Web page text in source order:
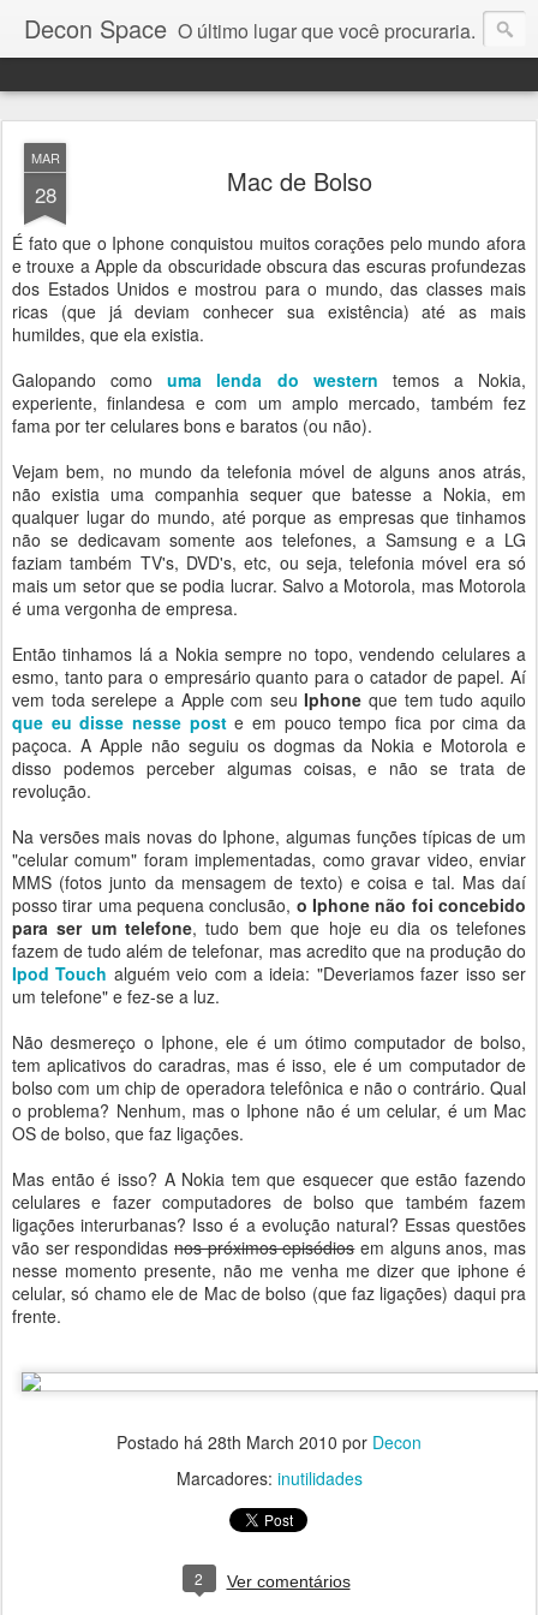
Decon Space O último lugar que você procuraria.
MAR
28 Mac de Bolso
É fato que o Iphone conquistou muitos corações pelo mundo afora
e trouxe a Apple da obscuridade obscura das escuras profundezas
dos Estados Unidos e mostrou para o mundo, das classes mais
ricas (que já deviam conhecer sua existência) até as mais
humildes, que ela existia.
Galopando comouma lenda do western temos a Nokia,
experiente, finlandesa e com um amplo mercado, também fez
fama por ter celulares bons e baratos (ou não).
Vejam bem, no mundo da telefonia móvel de alguns anos atrás,
não existia uma companhia sequer que batesse a Nokia, em
qualquer lugar do mundo, até porque as empresas que tinhamos
não se dedicavam somente aos telefones, a Samsung e a LG
faziam também TV's, DVD's, etc, ou seja, telefonia móvel era só
mais um setor que se podia lucrar. Salvo a Motorola, mas Motorola
é uma vergonha de empresa.
Então tinhamos lá a Nokia sempre no topo, vendendo celulares a
esmo, tanto para o empresário quanto para o catador de papel. Aí
vem toda serelepe a Apple com seuIphone que tem tudo aquilo
que eu disse nesse poste em pouco tempo fica por cima da
paçoca. A Apple não seguiu os dogmas da Nokia e Motorola e
disso podemos perceber algumas coisas, e não se trata de
revolução.
Na versões mais novas do Iphone, algumas funções típicas de um
"celular comum" foram implementadas, como gravar video, enviar
MMS (fotos junto da mensagem de texto) e coisa e tal. Mas daí
posso tirar uma pequena conclusão, o Iphone não foi concebido
para ser um telefone, tudo bem que hoje eu dia os telefones
fazem de tudo além de telefonar, mas acredito que na produção do
Ipod Touch alguém veio com a ideia: "Deveriamos fazer isso ser
um telefone" e fez-se a luz.
Não desmereço o Iphone, ele é um ótimo computador de bolso,
tem aplicativos do caradras, mas é isso, ele é um computador de
bolso com um chip de operadora telefônica e não o contrário. Qual
o problema? Nenhum, mas o Iphone não é um celular, é um Mac
OS de bolso, que faz ligações.
Mas então é isso? A Nokia tem que esquecer que estão fazendo
celulares e fazer computadores de bolso que também fazem
ligações interurbanas? Isso é a evolução natural? Essas questões
vão ser respondidas nos próximos episódiosem alguns anos, mas
nesse momento presente, não me venha me dizer que iphone é
celular, só chamo ele de Mac de bolso (que faz ligações) daqui pra
frente.
Postado há 28th March 2010 por Decon
Marcadores: inutilidades
2 Ver comentários